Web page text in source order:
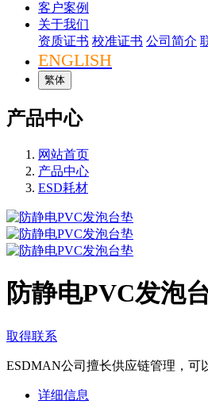
客户案例
关于我们
资质证书 校准证书 公司简介
ENGLISH
繁体
产品中心
网站首页
产品中心
ESD耗材
防静电PVC发泡
取得联系
ESDMAN公司擅长供应链管理，可
详细信息